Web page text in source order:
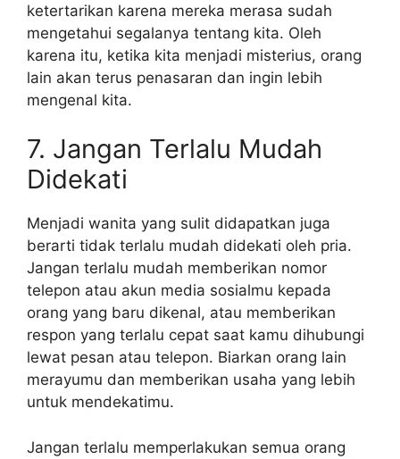
ketertarikan karena mereka merasa sudah
mengetahui segalanya tentang kita. Oleh
karena itu, ketika kita menjadi misterius, orang
lain akan terus penasaran dan ingin lebih
mengenal kita.
7. Jangan Terlalu Mudah
Didekati
Menjadi wanita yang sulit didapatkan juga
berarti tidak terlalu mudah didekati oleh pria.
Jangan terlalu mudah memberikan nomor
telepon atau akun media sosialmu kepada
orang yang baru dikenal, atau memberikan
respon yang terlalu cepat saat kamu dihubungi
lewat pesan atau telepon. Biarkan orang lain
merayumu dan memberikan usaha yang lebih
untuk mendekatimu.
Jangan terlalu memperlakukan semua orang